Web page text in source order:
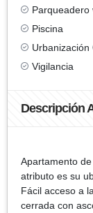
Parqueadero
Piscina
Urbanización
Vigilancia
Descripción
Apartamento
atributo es su
Fácil acceso a
cerrada con